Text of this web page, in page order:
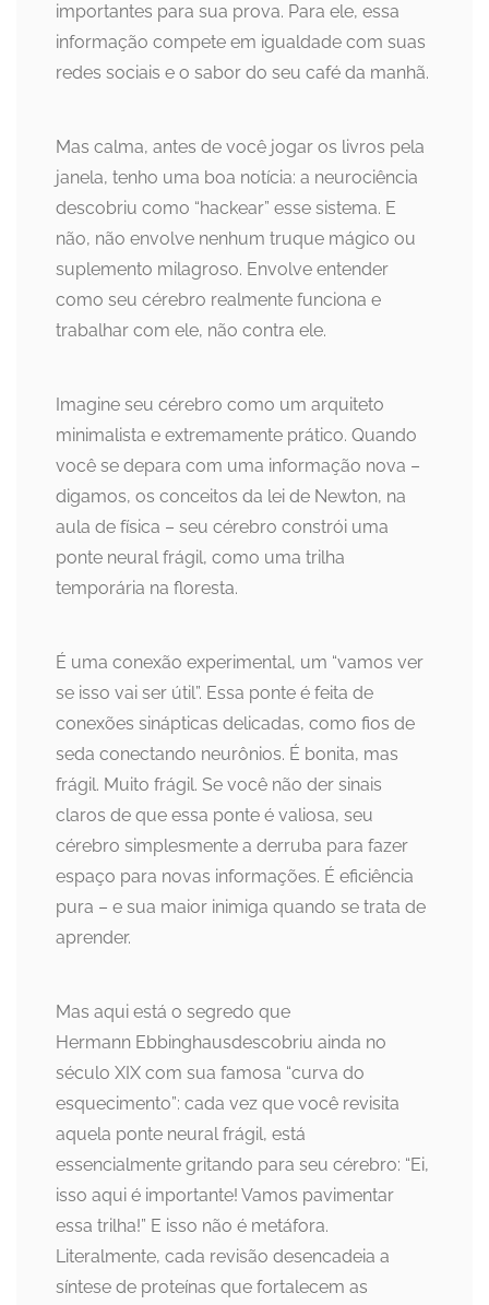
importantes para sua prova. Para ele, essa
informação compete em igualdade com suas
redes sociais e o sabor do seu café da manhã.
Mas calma, antes de você jogar os livros pela
janela, tenho uma boa notícia: a neurociência
descobriu como “hackear” esse sistema. E
não, não envolve nenhum truque mágico ou
suplemento milagroso. Envolve entender
como seu cérebro realmente funciona e
trabalhar com ele, não contra ele.
Imagine seu cérebro como um arquiteto
minimalista e extremamente prático. Quando
você se depara com uma informação nova –
digamos, os conceitos da lei de Newton, na
aula de física – seu cérebro constrói uma
ponte neural frágil, como uma trilha
temporária na floresta.
É uma conexão experimental, um “vamos ver
se isso vai ser útil”. Essa ponte é feita de
conexões sinápticas delicadas, como fios de
seda conectando neurônios. É bonita, mas
frágil. Muito frágil. Se você não der sinais
claros de que essa ponte é valiosa, seu
cérebro simplesmente a derruba para fazer
espaço para novas informações. É eficiência
pura – e sua maior inimiga quando se trata de
aprender.
Mas aqui está o segredo que
Hermann Ebbinghausdescobriu ainda no
século XIX com sua famosa “curva do
esquecimento”: cada vez que você revisita
aquela ponte neural frágil, está
essencialmente gritando para seu cérebro: “Ei,
isso aqui é importante! Vamos pavimentar
essa trilha!” E isso não é metáfora.
Literalmente, cada revisão desencadeia a
síntese de proteínas que fortalecem as